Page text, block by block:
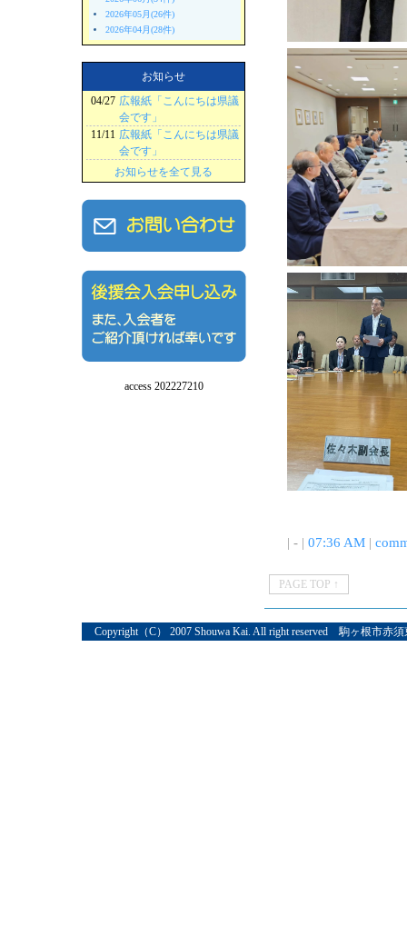
2026年05月(26件)
2026年04月(28件)
お知らせ
04/27 広報紙「こんにちは県議
会です」
11/11 広報紙「こんにちは県議
会です」
お知らせを全て見る
access 202227210
| - | 07:36 AM|
PAGE TOP ↑
Copyright（C） 2007 Shouwa Kai. All right reserved 駒ヶ根市